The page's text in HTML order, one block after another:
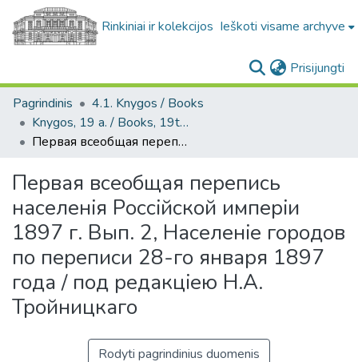
Rinkiniai ir kolekcijos Ieškoti visame archyve
Prisijungti
Pagrindinis
4.1. Knygos / Books
Knygos, 19 a. / Books, 19th century
Первая всеобщая перепись населенiя Россiйской имперiи 1897 г. Вып. 2, Населенiе городов по переписи 28-го января 1897 года / под редакцiею Н.А. Тройницкаго
Первая всеобщая перепись
населенiя Россiйской имперiи
1897 г. Вып. 2, Населенiе городов
по переписи 28-го января 1897
года / под редакцiею Н.А.
Тройницкаго
Rodyti pagrindinius duomenis